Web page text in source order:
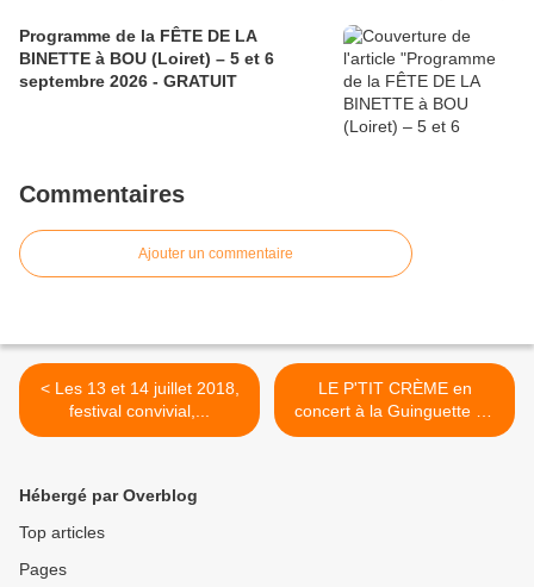
Programme de la FÊTE DE LA
BINETTE à BOU (Loiret) – 5 et 6
septembre 2026 - GRATUIT
Commentaires
Ajouter un commentaire
< Les 13 et 14 juillet 2018,
festival convivial,...
LE P'TIT CRÈME en
concert à la Guinguette du
Parc des Longues Allées de
Hébergé par Overblog
Top articles
Pages